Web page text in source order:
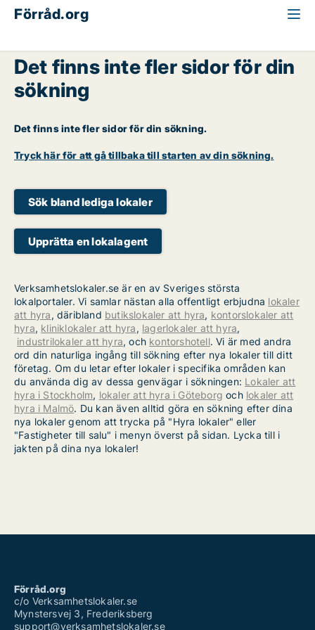
Förråd.org
Det finns inte fler sidor för din
sökning
Det finns inte fler sidor för din sökning.
Tryck här för att gå tillbaka till starten av din sökning.
Sök bland lediga lokaler
Upprätta en lokalagent
Verksamhetslokaler.se är en av Sveriges största
lokalportaler. Vi samlar nästan alla offentligt erbjudna lokaler
att hyra, däribland butikslokaler att hyra, kontorslokaler att
hyra, kliniklokaler att hyra, lagerlokaler att hyra,
industrilokaler att hyra, och kontorshotell. Vi är med andra
ord din naturliga ingång till sökning efter nya lokaler till ditt
företag. Om du letar efter lokaler i specifika områden kan
du använda dig av dessa genvägar i sökningen: Lokaler att
hyra i Stockholm, lokaler att hyra i Göteborg och lokaler att
hyra i Malmö. Du kan även alltid göra en sökning efter dina
nya lokaler genom att trycka på "Hyra lokaler" eller
"Fastigheter till salu" i menyn överst på sidan. Lycka till i
jakten på dina nya lokaler!
Förråd.org
c/o Verksamhetslokaler.se
Mynstersvej 3, Frederiksberg
support@verksamhetslokaler.se